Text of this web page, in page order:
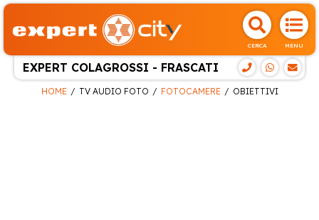
CERCA MENU
EXPERT COLAGROSSI - FRASCATI
HOME TV AUDIO FOTO FOTOCAMERE OBIETTIVI